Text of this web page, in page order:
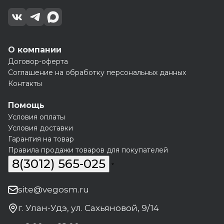
О компании
Договор-оферта
Соглашение на обработку персональных данных
Контакты
Помощь
Условия оплаты
Условия доставки
Гарантия на товар
Правила продажи товаров для покупателей
8(3012) 565-025
site@vegosm.ru
г. Улан-Удэ, ул. Сахьяновой, 9/14